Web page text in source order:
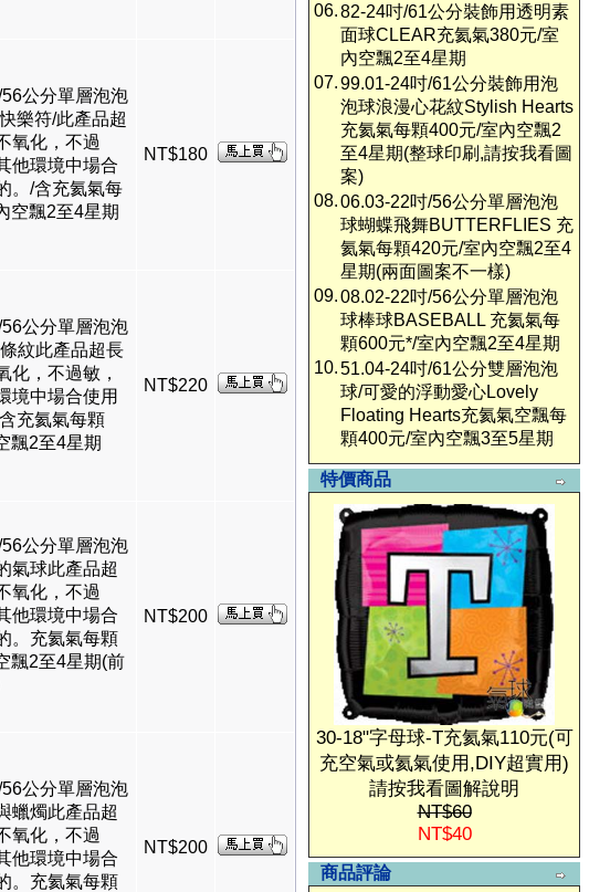
公分單層泡泡
樂符/此產品超
氧化，不過
他環境中場合
。/含充氦氣每
空飄2至4星期
NT$180
公分單層泡泡
紋此產品超長
化，不過敏，
境中場合使用
充氦氣每顆
飄2至4星期
NT$220
公分單層泡泡
氣球此產品超
氧化，不過
他環境中場合
。充氦氣每顆
飄2至4星期(前
NT$200
公分單層泡泡
蠟燭此產品超
氧化，不過
他環境中場合
。充氦氣每顆
NT$200
06.82-24吋/61公分裝飾用透明素
面球CLEAR充氦氣380元/室
內空飄2至4星期
07.99.01-24吋/61公分裝飾用泡
泡球浪漫心花紋Stylish Hearts
充氦氣每顆400元/室內空飄2
至4星期(整球印刷,請按我看圖
案)
08.06.03-22吋/56公分單層泡泡
球蝴蝶飛舞BUTTERFLIES 充
氦氣每顆420元/室內空飄2至4
星期(兩面圖案不一樣)
09.08.02-22吋/56公分單層泡泡
球棒球BASEBALL 充氦氣每
顆600元*/室內空飄2至4星期
10.51.04-24吋/61公分雙層泡泡
球/可愛的浮動愛心Lovely
Floating Hearts充氦氣空飄每
顆400元/室內空飄3至5星期
特價商品
30-18"字母球-T充氦氣110元(可
充空氣或氦氣使用,DIY超實用)
請按我看圖解說明
NT$60
NT$40
商品評論